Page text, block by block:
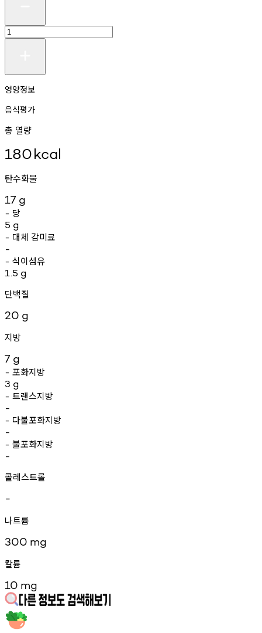
영양정보
음식평가
총 열량
180kcal
탄수화물
17 g
- 당
5 g
- 대체 감미료
-
- 식이섬유
1.5 g
단백질
20 g
지방
7 g
- 포화지방
3 g
- 트랜스지방
-
- 다불포화지방
-
- 불포화지방
-
콜레스트롤
-
나트륨
300 mg
칼륨
10 mg